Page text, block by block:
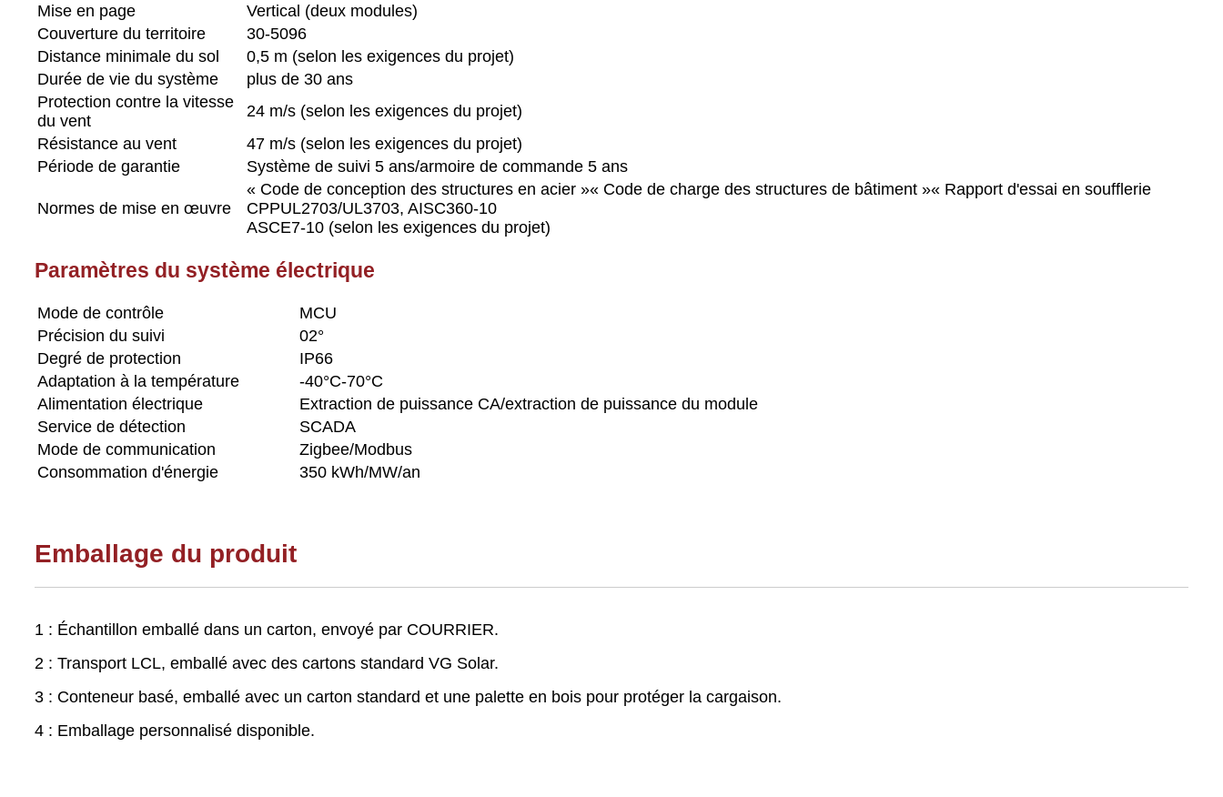
Mise en page
Vertical (deux modules)
Couverture du territoire
30-5096
Distance minimale du sol
0,5 m (selon les exigences du projet)
Durée de vie du système
plus de 30 ans
Protection contre la vitesse
du vent
24 m/s (selon les exigences du projet)
Résistance au vent
47 m/s (selon les exigences du projet)
Période de garantie
Système de suivi 5 ans/armoire de commande 5 ans
Normes de mise en œuvre
« Code de conception des structures en acier »« Code de charge des structures de bâtiment »« Rapport d'essai en soufflerie
CPPUL2703/UL3703, AISC360-10
ASCE7-10 (selon les exigences du projet)
Paramètres du système électrique
Mode de contrôle
MCU
Précision du suivi
02°
Degré de protection
IP66
Adaptation à la température
-40°C-70°C
Alimentation électrique
Extraction de puissance CA/extraction de puissance du module
Service de détection
SCADA
Mode de communication
Zigbee/Modbus
Consommation d'énergie
350 kWh/MW/an
Emballage du produit
1 : Échantillon emballé dans un carton, envoyé par COURRIER.
2 : Transport LCL, emballé avec des cartons standard VG Solar.
3 : Conteneur basé, emballé avec un carton standard et une palette en bois pour protéger la cargaison.
4 : Emballage personnalisé disponible.